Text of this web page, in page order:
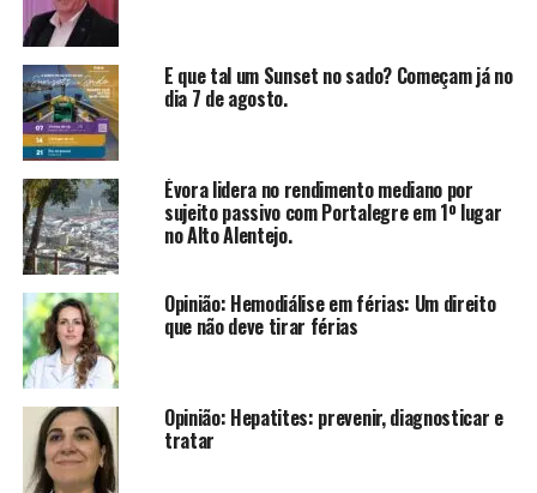
E que tal um Sunset no sado? Começam já no
dia 7 de agosto.
Évora lidera no rendimento mediano por
sujeito passivo com Portalegre em 1º lugar
no Alto Alentejo.
Opinião: Hemodiálise em férias: Um direito
que não deve tirar férias
Opinião: Hepatites: prevenir, diagnosticar e
tratar